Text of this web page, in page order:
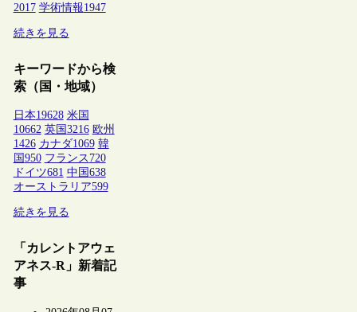
2017 学術情報1947
続きを見る
キーワードから検
索（国・地域）
日本19628 米国
10662 英国 3216 欧州
1426 カナダ1069 韓
国 950 フランス 720
ドイツ681 中国 638
オーストラリア599
続きを見る
「カレントアウェ
アネス-R」新着記
事